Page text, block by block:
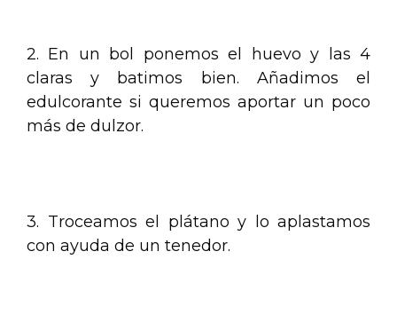
2. En un bol ponemos el huevo y las 4
claras y batimos bien. Añadimos el
edulcorante si queremos aportar un poco
más de dulzor.
3. Troceamos el plátano y lo aplastamos
con ayuda de un tenedor.